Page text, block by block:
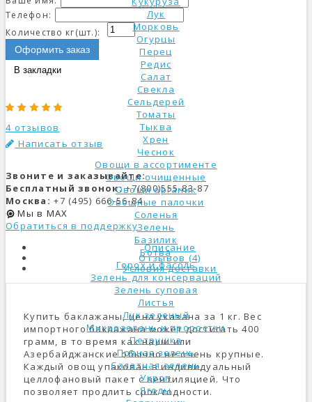
Лук
Морковь
Огурцы
Перец
Редис
Салат
Свекла
Сельдерей
Томаты
Тыква
Хрен
Чеснок
Овощи в ассортименте
Овощи очищенные
Овощи органик
Овощные палочки
Соленья
Зелень
Базилик
Ботва
Горох и фасоль
Зелень для консерваций
Зелень суповая
Листья
Лук зеленый
Микрозелень и проростки
Петрушка
Пряная зелень
Салатная зелень
Укроп
Ягоды
Телефон:
Количество кг(шт.):
Оформить заказ
В закладки
4 отзывов
Написать отзыв
Звоните и заказывайте:
Бесплатный звонок:+7(800)555-83-87
Москва: +7 (495) 666-56-84
Мы в MAX
Обратиться в поддержку
Описание
Отзывов (4)
Условия доставки
Купить баклажаны, цена указана за 1 кг. Вес
импортного баклажана может достигать 400
грамм, в то время как наши или
Азербайджанские обычно не очень крупные.
Каждый овощ упакован в индивидуальный
целлофановый пакет с вентиляцией. Что
позволяет продлить срок годности.